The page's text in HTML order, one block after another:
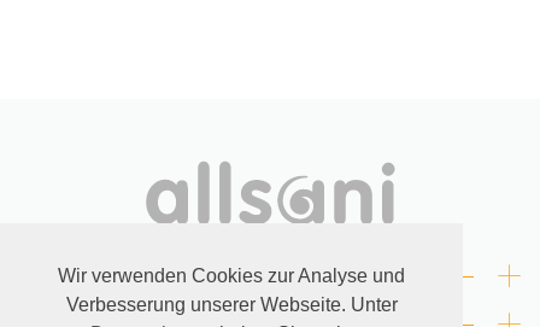
Wir verwenden Cookies zur Analyse und
Verbesserung unserer Webseite. Unter
RECHTLICHES +